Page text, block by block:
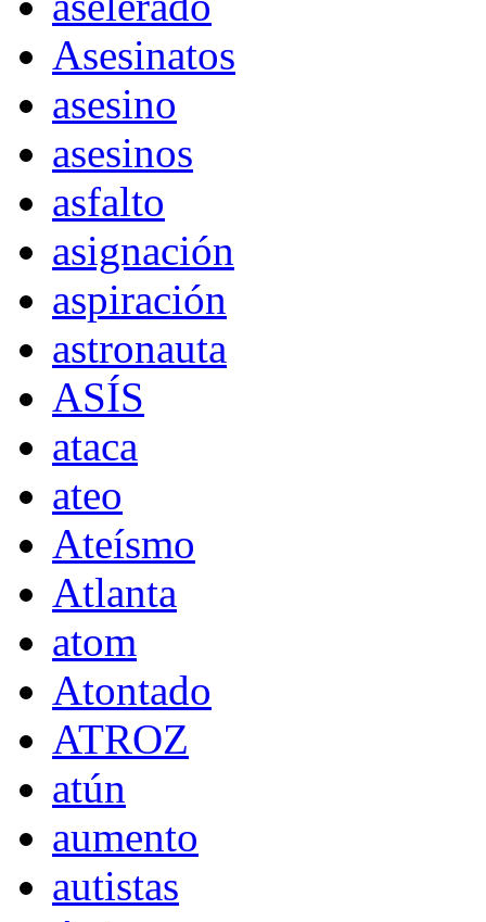
Asesinatos
asesino
asesinos
asfalto
asignación
aspiración
astronauta
ASÍS
ataca
ateo
Ateísmo
Atlanta
atom
Atontado
ATROZ
atún
aumento
autistas